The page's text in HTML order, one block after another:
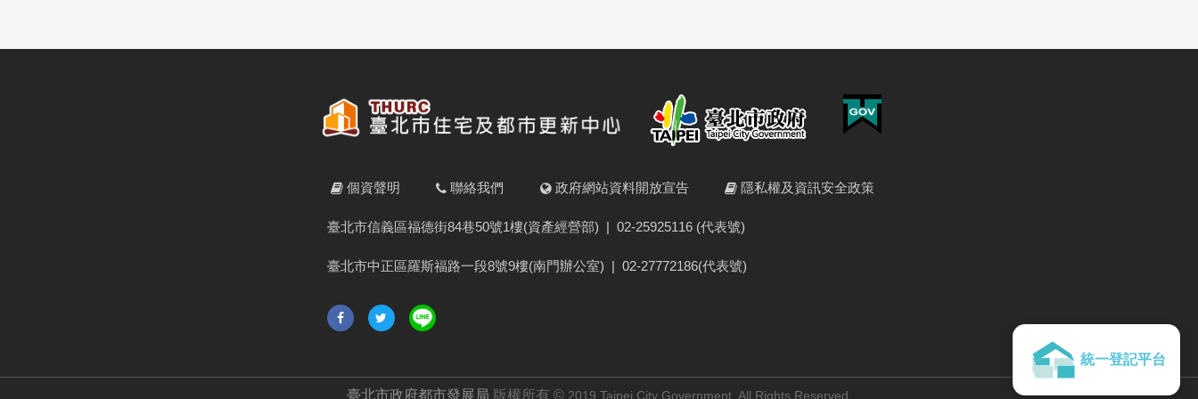
統一登記平台
個資聲明 聯絡我們 政府網站資料開放宣告 隱私權及資訊安全政策
臺北市信義區福德街84巷50號1樓(資產經營部) | 02-25925116 (代表號)
臺北市中正區羅斯福路一段8號9樓(南門辦公室) | 02-27772186(代表號)
臺北市政府都市發展局 版權所有 © 2019 Taipei City Government. All Rights Reserved.